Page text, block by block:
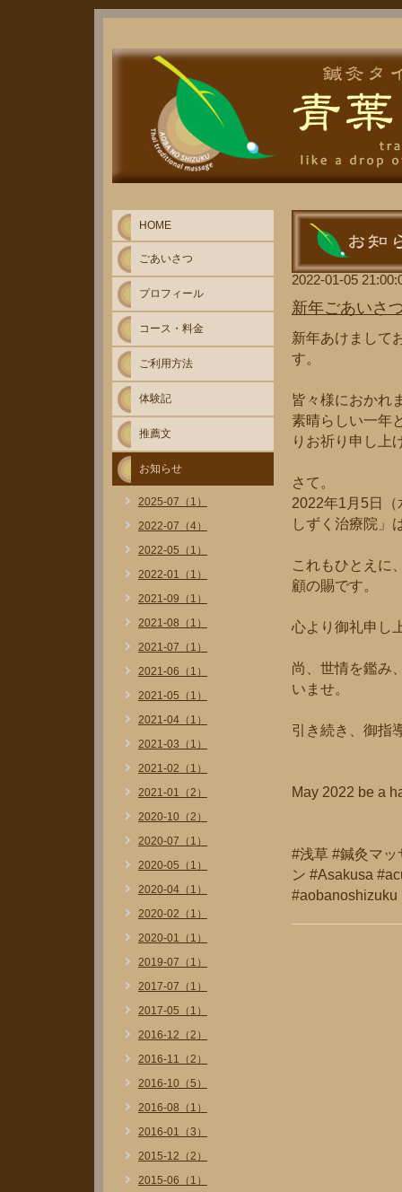
2022-01-05
新年ごあいさ
新年あけまして
す。
皆々様におかれ
素晴らしい一年
りお祈り申し上
さて。
2022年1月5日
しずく治療院」
これもひとえに
顧の賜です。
心より御礼申し
尚、世情を鑑み
いませ。
引き続き、御指
May 2022 be a
#浅草 #鍼灸マ
ン #Asakusa
#aobanoshizuku
HOME
ごあいさつ
プロフィール
コース・料金
ご利用方法
体験記
推薦文
お知らせ
2025-07（1）
2022-07（4）
2022-05（1）
2022-01（1）
2021-09（1）
2021-08（1）
2021-07（1）
2021-06（1）
2021-05（1）
2021-04（1）
2021-03（1）
2021-02（1）
2021-01（2）
2020-10（2）
2020-07（1）
2020-05（1）
2020-04（1）
2020-02（1）
2020-01（1）
2019-07（1）
2017-07（1）
2017-05（1）
2016-12（2）
2016-11（2）
2016-10（5）
2016-08（1）
2016-01（3）
2015-12（2）
2015-06（1）